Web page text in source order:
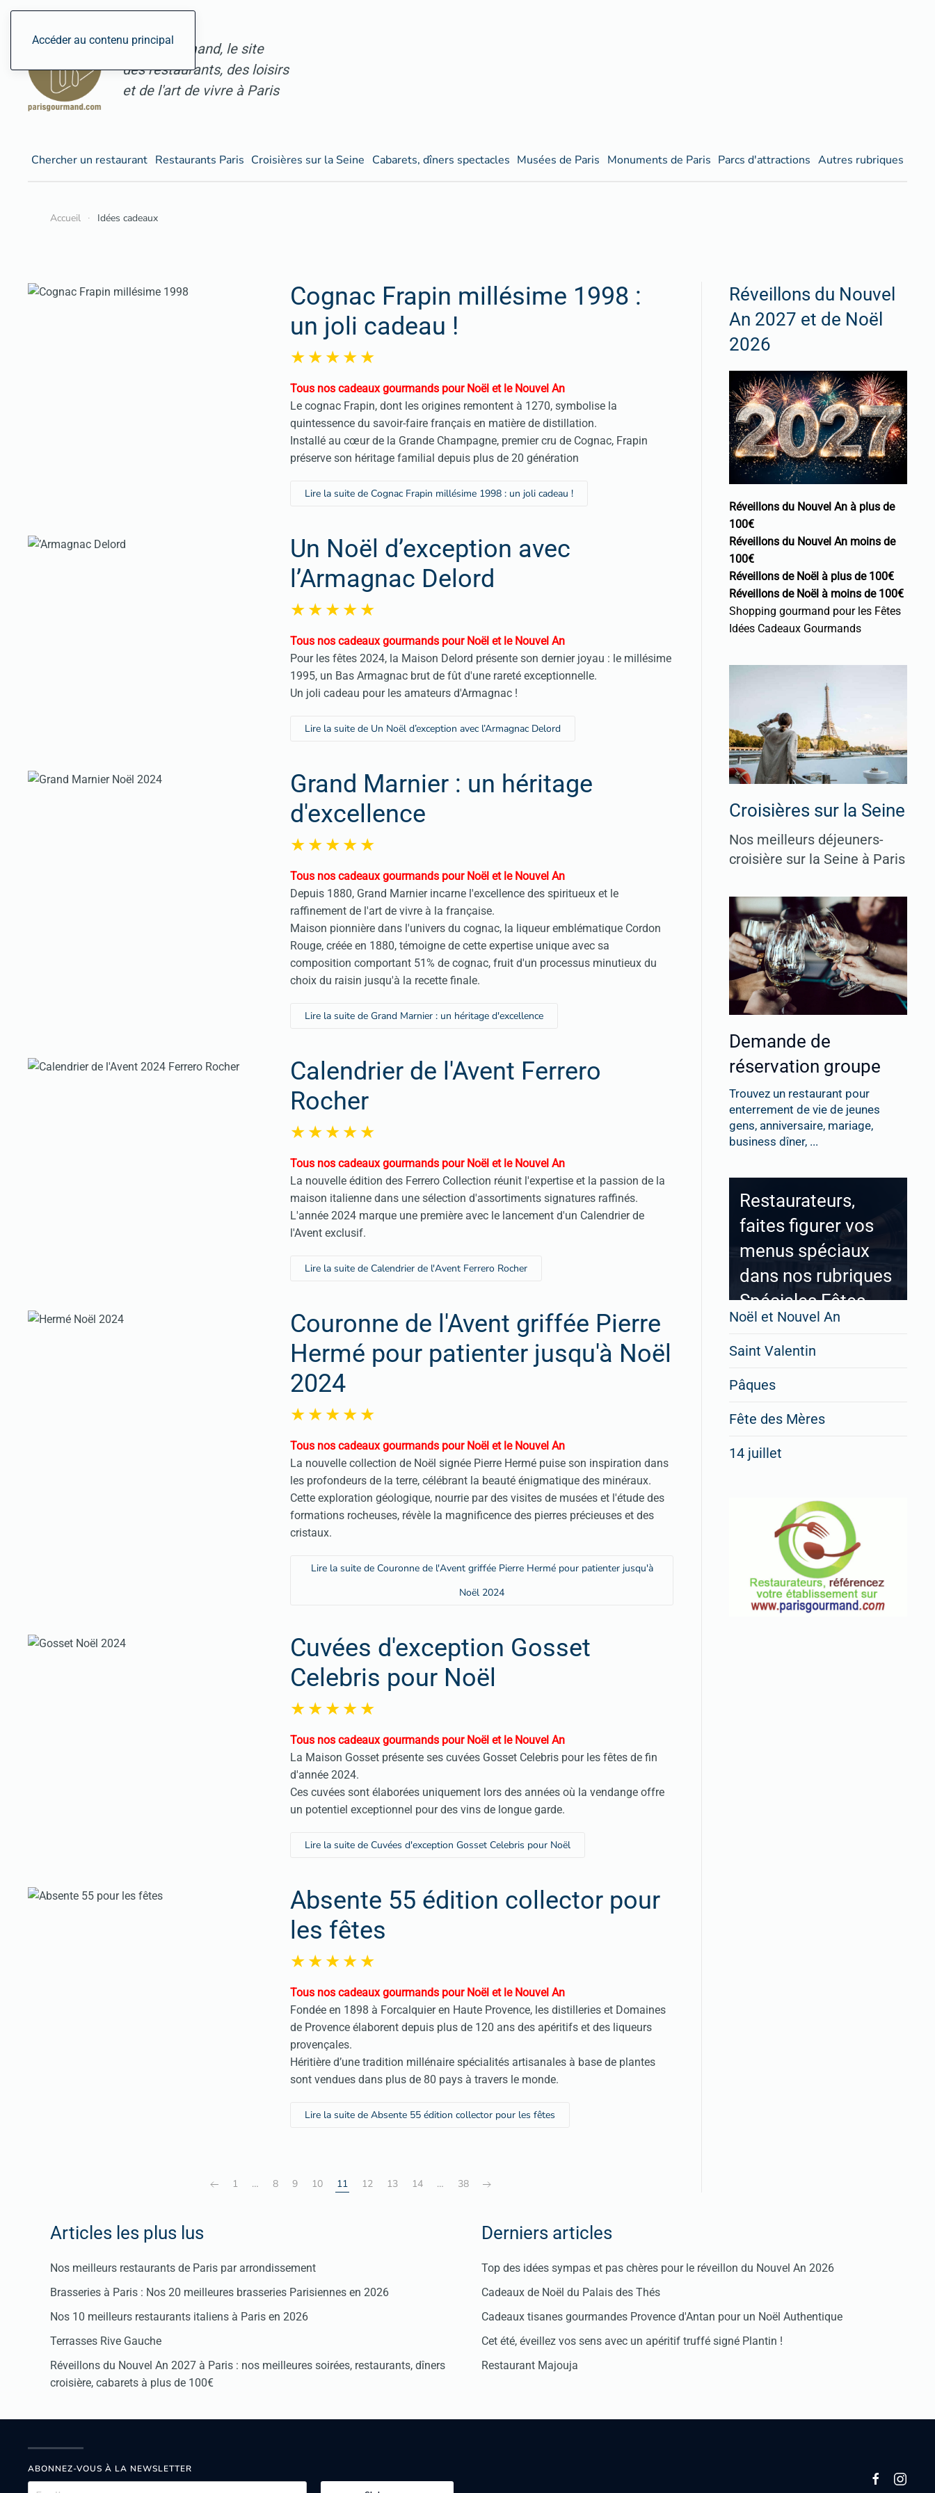
Accéder au contenu principal
ParisGourmand, le site
des restaurants, des loisirs
et de l'art de vivre à Paris
Chercher un restaurant Restaurants Paris Croisières sur la Seine Cabarets, dîners spectacles Musées de Paris Monuments de Paris Parcs d'attractions Autres rubriques
Accueil Idées cadeaux
Cognac Frapin millésime 1998 :
un joli cadeau !
Tous nos cadeaux gourmands pour Noël et le Nouvel An
Le cognac Frapin, dont les origines remontent à 1270, symbolise la
quintessence du savoir-faire français en matière de distillation.
Installé au cœur de la Grande Champagne, premier cru de Cognac, Frapin
préserve son héritage familial depuis plus de 20 génération
Lire la suite de Cognac Frapin millésime 1998 : un joli cadeau !
Un Noël d’exception avec
l’Armagnac Delord
Tous nos cadeaux gourmands pour Noël et le Nouvel An
Pour les fêtes 2024, la Maison Delord présente son dernier joyau : le millésime
1995, un Bas Armagnac brut de fût d'une rareté exceptionnelle.
Un joli cadeau pour les amateurs d'Armagnac !
Lire la suite de Un Noël d’exception avec l’Armagnac Delord
Grand Marnier : un héritage
d'excellence
Tous nos cadeaux gourmands pour Noël et le Nouvel An
Depuis 1880, Grand Marnier incarne l'excellence des spiritueux et le
raffinement de l'art de vivre à la française.
Maison pionnière dans l'univers du cognac, la liqueur emblématique Cordon
Rouge, créée en 1880, témoigne de cette expertise unique avec sa
composition comportant 51% de cognac, fruit d'un processus minutieux du
choix du raisin jusqu'à la recette finale.
Lire la suite de Grand Marnier : un héritage d'excellence
Calendrier de l'Avent Ferrero
Rocher
Tous nos cadeaux gourmands pour Noël et le Nouvel An
La nouvelle édition des Ferrero Collection réunit l'expertise et la passion de la
maison italienne dans une sélection d'assortiments signatures raffinés.
L'année 2024 marque une première avec le lancement d'un Calendrier de
l'Avent exclusif.
Lire la suite de Calendrier de l'Avent Ferrero Rocher
Couronne de l'Avent griffée Pierre
Hermé pour patienter jusqu'à Noël
2024
Tous nos cadeaux gourmands pour Noël et le Nouvel An
La nouvelle collection de Noël signée Pierre Hermé puise son inspiration dans
les profondeurs de la terre, célébrant la beauté énigmatique des minéraux.
Cette exploration géologique, nourrie par des visites de musées et l'étude des
formations rocheuses, révèle la magnificence des pierres précieuses et des
cristaux.
Lire la suite de Couronne de l'Avent griffée Pierre Hermé pour patienter jusqu'à
Noël 2024
Cuvées d'exception Gosset
Celebris pour Noël
Tous nos cadeaux gourmands pour Noël et le Nouvel An
La Maison Gosset présente ses cuvées Gosset Celebris pour les fêtes de fin
d'année 2024.
Ces cuvées sont élaborées uniquement lors des années où la vendange offre
un potentiel exceptionnel pour des vins de longue garde.
Lire la suite de Cuvées d'exception Gosset Celebris pour Noël
Absente 55 édition collector pour
les fêtes
Tous nos cadeaux gourmands pour Noël et le Nouvel An
Fondée en 1898 à Forcalquier en Haute Provence, les distilleries et Domaines
de Provence élaborent depuis plus de 120 ans des apéritifs et des liqueurs
provençales.
Héritière d’une tradition millénaire spécialités artisanales à base de plantes
sont vendues dans plus de 80 pays à travers le monde.
Lire la suite de Absente 55 édition collector pour les fêtes
1 … 8 9 10 11 12 13 14 … 38
Réveillons du Nouvel
An 2027 et de Noël
2026
Réveillons du Nouvel An à plus de
100€
Réveillons du Nouvel An moins de
100€
Réveillons de Noël à plus de 100€
Réveillons de Noël à moins de 100€
Shopping gourmand pour les Fêtes
Idées Cadeaux Gourmands
Croisières sur la Seine
Nos meilleurs déjeuners-
croisière sur la Seine à Paris
Demande de
réservation groupe
Trouvez un restaurant pour
enterrement de vie de jeunes
gens, anniversaire, mariage,
business dîner, ...
Restaurateurs,
faites figurer vos
menus spéciaux
dans nos rubriques
Spéciales Fêtes
Cliquez ici
Noël et Nouvel An
Saint Valentin
Pâques
Fête des Mères
14 juillet
Articles les plus lus
Nos meilleurs restaurants de Paris par arrondissement
Brasseries à Paris : Nos 20 meilleures brasseries Parisiennes en 2026
Nos 10 meilleurs restaurants italiens à Paris en 2026
Terrasses Rive Gauche
Réveillons du Nouvel An 2027 à Paris : nos meilleures soirées, restaurants, dîners
croisière, cabarets à plus de 100€
Derniers articles
Top des idées sympas et pas chères pour le réveillon du Nouvel An 2026
Cadeaux de Noël du Palais des Thés
Cadeaux tisanes gourmandes Provence d'Antan pour un Noël Authentique
Cet été, éveillez vos sens avec un apéritif truffé signé Plantin !
Restaurant Majouja
ABONNEZ-VOUS À LA NEWSLETTER